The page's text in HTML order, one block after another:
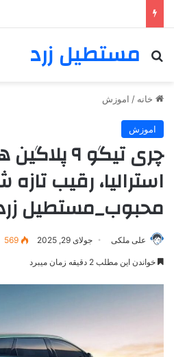
مستطیل زرد
خانه / اموزش
اموزش
چری تیگو ۹
استرالیا، رقیب
محبوب_مستطیل
علی ملکی جولای 29, 2025 569
خواندن این مطلب 2 دقیقه زمان میبرد